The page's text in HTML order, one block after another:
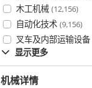
木工机械 (12,156)
自动化技术 (9,156)
叉车及内部运输设备
显示更多
机械详情